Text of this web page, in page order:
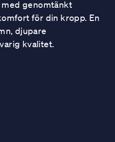
genomtänkt
för din kropp. En
djupare
kvalitet.